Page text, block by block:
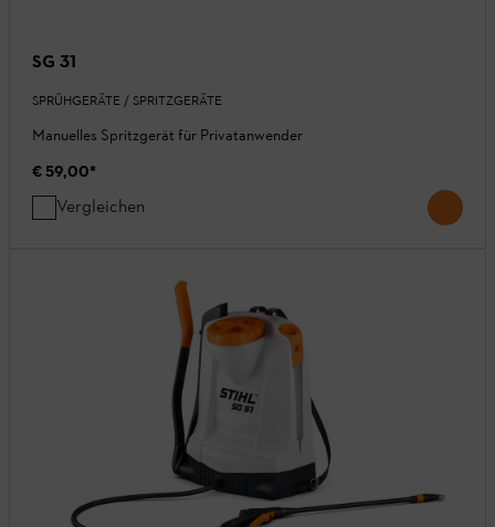
SG 31
SPRÜHGERÄTE / SPRITZGERÄTE
Manuelles Spritzgerät für Privatanwender
€ 59,00*
Vergleichen